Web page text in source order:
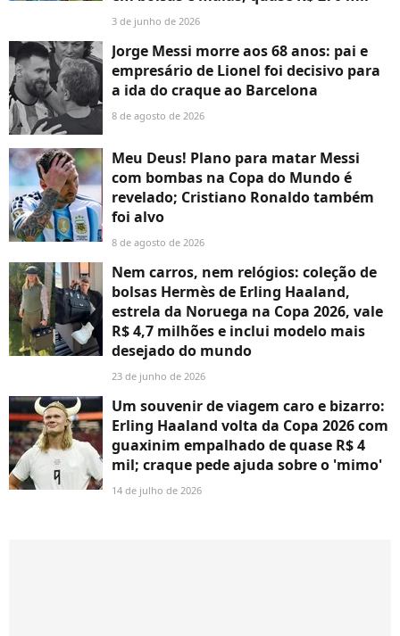
3 de junho de 2026
Jorge Messi morre aos 68 anos: pai e
empresário de Lionel foi decisivo para
a ida do craque ao Barcelona
8 de agosto de 2026
Meu Deus! Plano para matar Messi
com bombas na Copa do Mundo é
revelado; Cristiano Ronaldo também
foi alvo
8 de agosto de 2026
Nem carros, nem relógios: coleção de
bolsas Hermès de Erling Haaland,
estrela da Noruega na Copa 2026, vale
R$ 4,7 milhões e inclui modelo mais
desejado do mundo
23 de junho de 2026
Um souvenir de viagem caro e bizarro:
Erling Haaland volta da Copa 2026 com
guaxinim empalhado de quase R$ 4
mil; craque pede ajuda sobre o 'mimo'
14 de julho de 2026